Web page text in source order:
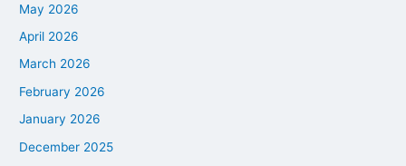
May 2026
April 2026
March 2026
February 2026
January 2026
December 2025